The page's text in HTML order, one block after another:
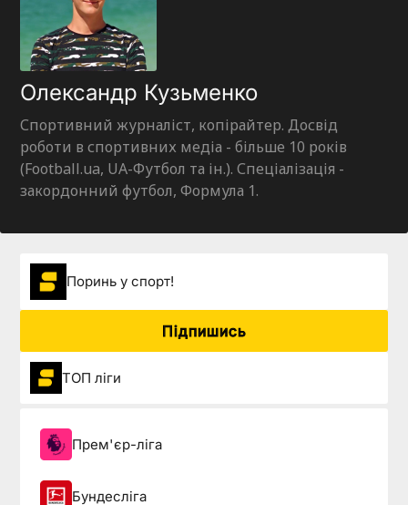
Олександр Кузьменко
Спортивний журналіст, копірайтер. Досвід
роботи в спортивних медіа - більше 10 років
(Football.ua, UA-Футбол та ін.). Спеціалізація -
закордонний футбол, Формула 1.
Поринь у спорт!
Підпишись
ТОП ліги
Прем'єр-ліга
Бундесліга